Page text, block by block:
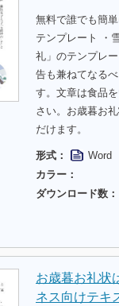
無料で誰でも簡
テンプレート ・
礼」のテンプレ
告も兼ねてなる
す。文章は食品
さい。お歳暮お
だけます。
形式：
Word
カラー：
ダウンロード数：
お歳暮お礼状
ネス向けテキ